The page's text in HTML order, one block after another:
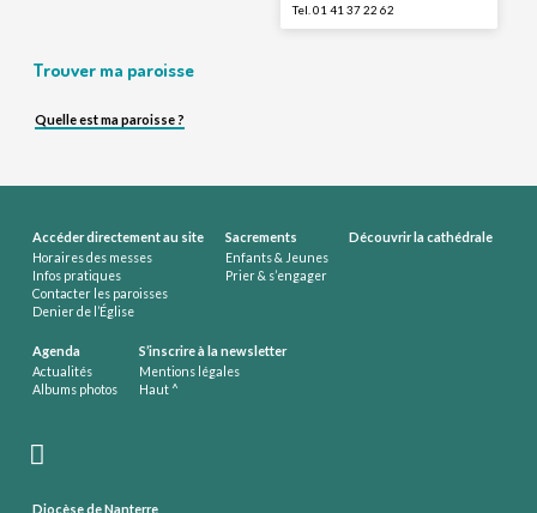
Tel. 01 41 37 22 62
Trouver ma paroisse
Quelle est ma paroisse ?
Accéder directement au site
Horaires des messes
Infos pratiques
Contacter les paroisses
Denier de l’Église
Sacrements
Enfants & Jeunes
Prier & s’engager
Découvrir la cathédrale
Agenda
Actualités
Albums photos
S’inscrire à la newsletter
Mentions légales
Haut ^
Diocèse de Nanterre